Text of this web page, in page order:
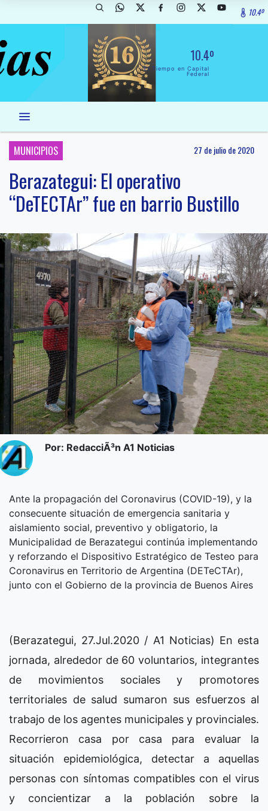
10.4º
10.4º
El Tiempo en Capital
Federal
MUNICIPIOS 27 de julio de 2020
Berazategui: El operativo
“DeTECTAr” fue en barrio Bustillo
Por: RedacciÃ³n A1 Noticias
Ante la propagación del Coronavirus (COVID-19), y la
consecuente situación de emergencia sanitaria y
aislamiento social, preventivo y obligatorio, la
Municipalidad de Berazategui continúa implementando
y reforzando el Dispositivo Estratégico de Testeo para
Coronavirus en Territorio de Argentina (DETeCTAr),
junto con el Gobierno de la provincia de Buenos Aires
(Berazategui, 27.Jul.2020 / A1 Noticias) En esta
jornada, alrededor de 60 voluntarios, integrantes
de movimientos sociales y promotores
territoriales de salud sumaron sus esfuerzos al
trabajo de los agentes municipales y provinciales.
Recorrieron casa por casa para evaluar la
situación epidemiológica, detectar a aquellas
personas con síntomas compatibles con el virus
y concientizar a la población sobre la